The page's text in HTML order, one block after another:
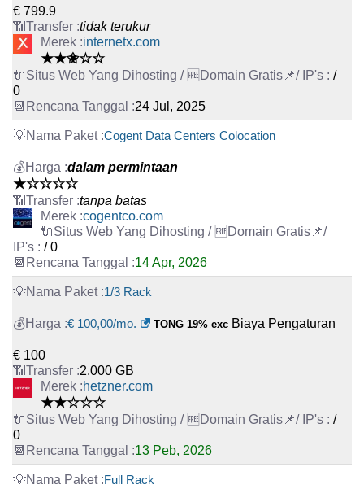
€ 799.9
tidak terukur
internetx.com
★★✬☆☆
/
0
24 Jul, 2025
Cogent Data Centers Colocation
dalam permintaan
★☆☆☆☆
tanpa batas
cogentco.com
/ 0
14 Apr, 2026
1/3 Rack
€ 100,00/mo. TONG 19% exc Biaya Pengaturan
€ 100
2.000 GB
hetzner.com
★★☆☆☆
/
0
13 Peb, 2026
Full Rack